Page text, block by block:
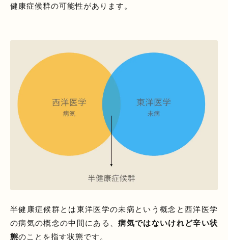
健康症候群の可能性があります。
半健康症候群とは東洋医学の未病という概念と西洋医学
の病気の概念の中間にある、病気ではないけれど辛い状
態のことを指す状態です。